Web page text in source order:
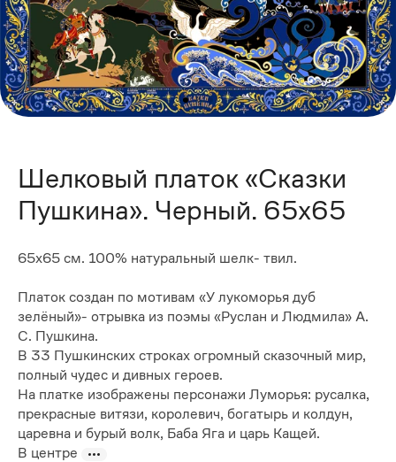
Шелковый платок «Сказки
Пушкина». Черный. 65х65
65х65 см. 100% натуральный шелк- твил.
Платок создан по мотивам «У лукоморья дуб
зелёный»- отрывка из поэмы «Руслан и Людмила» А.
С. Пушкина.
В 33 Пушкинских строках огромный сказочный мир,
полный чудес и дивных героев.
На платке изображены персонажи Луморья: русалка,
прекрасные витязи, королевич, богатырь и колдун,
царевна и бурый волк, Баба Яга и царь Кащей.
В центре